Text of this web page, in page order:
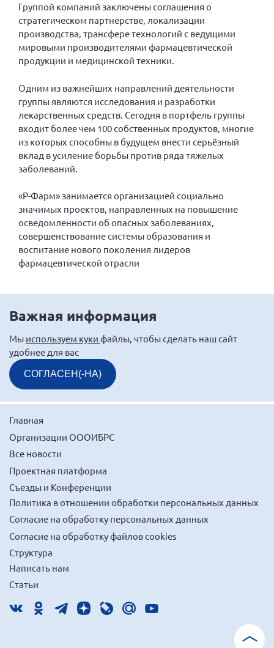
Конференция ОООИБРС 2026
Конференция ОООИБРС 2025
Экспертный совет ОООИБРС 2025
Конференция ОООИБРС 2024
Конференция ОООИБРС 2023
Конференция ОООИБРС 2022
Конференция ОООИБРС 2021
Конференция ВСЭ 2021
Конференция ОООИБРС 2020
Первый съезд
Второй съезд
Третий съезд
Четвертый съезд
склерозом»
Новости: Казахстан
Письма и официальные ответы
Нормативно-правовые документы
Публичные отчеты
Исследования, аналитика, мнения
Всероссийская онлайн конференция
"Рассеянный склероз. XX лет работы
ОООИБРС" (25-29.08.2020)
Всероссийская конференция-тренинг
"Рассеянный склероз: новые реалии" (26-
29.05.2022)
Общероссийская РС
Группой компаний заключены соглашения о
стратегическом партнерстве, локализации
производства, трансфере технологий с ведущими
мировыми производителями фармацевтической
продукции и медицинской техники.
Одним из важнейших направлений деятельности
группы являются исследования и разработки
лекарственных средств. Сегодня в портфель группы
входит более чем 100 собственных продуктов, многие
из которых способны в будущем внести серьёзный
вклад в усиление борьбы против ряда тяжелых
заболеваний.
«Р-Фарм» занимается организацией социально
значимых проектов, направленных на повышение
осведомленности об опасных заболеваниях,
совершенствование системы образования и
воспитание нового поколения лидеров
фармацевтической отрасли
Важная информация
Мы используем куки файлы, чтобы сделать наш сайт
удобнее для вас
СОГЛАСЕН(-НА)
Главная
Организации ОООИБРС
Все новости
Проектная платформа
Съезды и Конференции
Политика в отношении обработки персональных данных
Согласие на обработку персональных данных
Согласие на обработку файлов cookies
Структура
Написать нам
Статьи